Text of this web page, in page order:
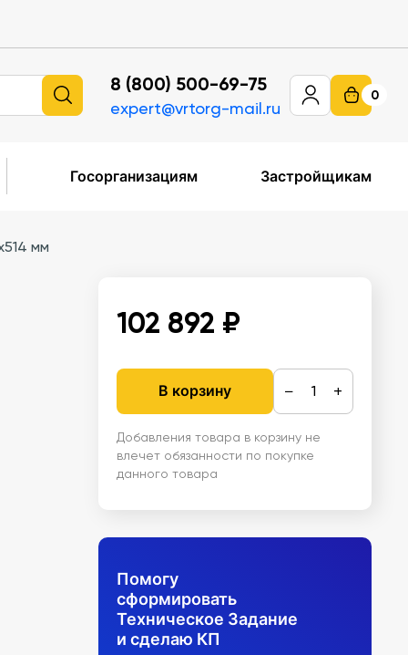
8 (800) 500-69-75
expert@vrtorg-mail.ru
0
Госорганизациям Застройщикам
мм
102 892 ₽
В корзину − +
Добавления товара в корзину не
влечет обязанности по покупке
данного товара
Помогу
сформировать
Техническое Задание
и сделаю КП